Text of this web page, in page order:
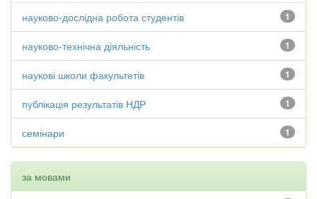
1
науково-дослідна робота студентів
1
науково-технічна діяльність
1
наукові школи факультетів
1
публікація результатів НДР
1
семінари
за мовами